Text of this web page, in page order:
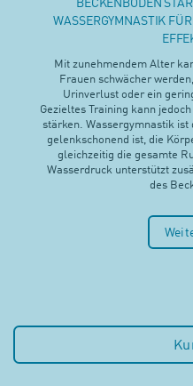
BECKENBODEN
WASSERGYMNASTIK
Mit zunehmendem Alter
Frauen schwächer
Urinverlust oder ein
Gezieltes Training kann
stärken. Wassergymnastik ist
gelenkschonend ist, die
gleichzeitig die gesamte
Wasserdruck unterstützt
des